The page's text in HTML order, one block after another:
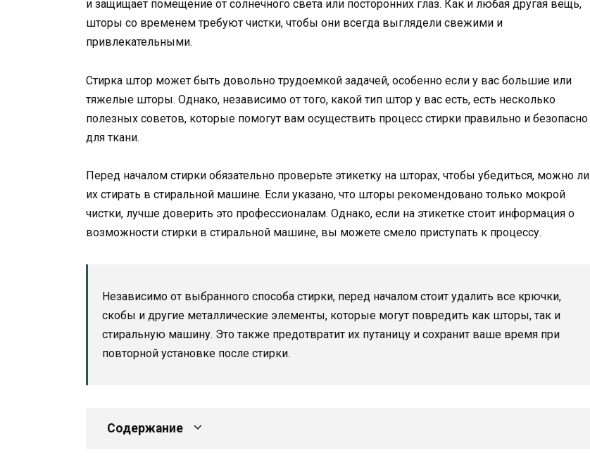
и защищает помещение от солнечного света или посторонних глаз. Как и любая другая вещь,
шторы со временем требуют чистки, чтобы они всегда выглядели свежими и
привлекательными.
Стирка штор может быть довольно трудоемкой задачей, особенно если у вас большие или
тяжелые шторы. Однако, независимо от того, какой тип штор у вас есть, есть несколько
полезных советов, которые помогут вам осуществить процесс стирки правильно и безопасно
для ткани.
Перед началом стирки обязательно проверьте этикетку на шторах, чтобы убедиться, можно ли
их стирать в стиральной машине. Если указано, что шторы рекомендовано только мокрой
чистки, лучше доверить это профессионалам. Однако, если на этикетке стоит информация о
возможности стирки в стиральной машине, вы можете смело приступать к процессу.
Независимо от выбранного способа стирки, перед началом стоит удалить все крючки,
скобы и другие металлические элементы, которые могут повредить как шторы, так и
стиральную машину. Это также предотвратит их путаницу и сохранит ваше время при
повторной установке после стирки.
Содержание